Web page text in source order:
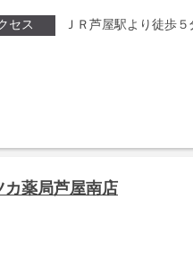
セス ＪＲ芦屋駅より徒歩
カ薬局芦屋南店